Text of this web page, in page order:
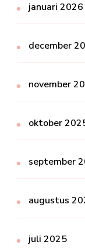
januari 2026
december
november
oktober
september
augustus
juli 2025